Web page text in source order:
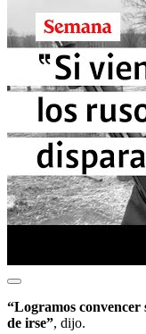
“Logramos convencer
de irse”, dijo.